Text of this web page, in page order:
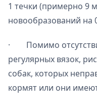
1 течки (примерно 9
новообразований на
· Помимо
регулярных вязок,
собак, которых
кормят или они